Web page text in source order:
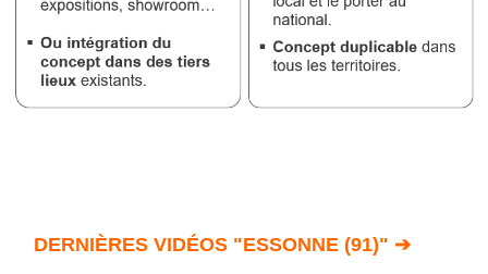
DERNIÈRES VIDÉOS "ESSONNE (91)" ➔